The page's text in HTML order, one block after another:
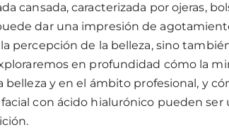
cansada, caracterizada por ojeras,
dar una impresión de
percepción de la belleza, sino
en profundidad cómo la
belleza y en el ámbito profesional, y
con ácido hialurónico pueden ser